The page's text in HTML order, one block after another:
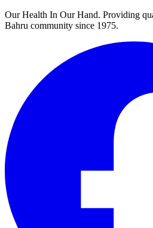
Our Health In Our Hand. Providing
Bahru community since 1975.